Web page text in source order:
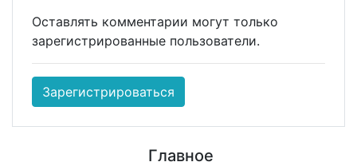
Оставлять комментарии могут только
зарегистрированные пользователи.
Зарегистрироваться
Главное